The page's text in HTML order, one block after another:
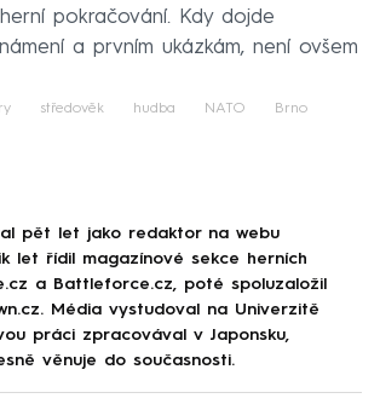
pokračování. Kdy dojde
a prvním ukázkám, není ovšem
středověk hudba NATO Brno
pět let jako redaktor na webu
let řídil magazínové sekce herních
a Battleforce.cz, poté spoluzaložil
Média vystudoval na Univerzitě
práci zpracovával v Japonsku,
věnuje do současnosti.